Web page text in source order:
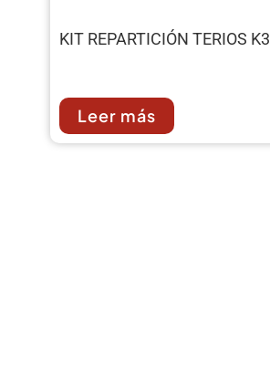
KIT REPARTICIÓN TERIOS K3
Leer más